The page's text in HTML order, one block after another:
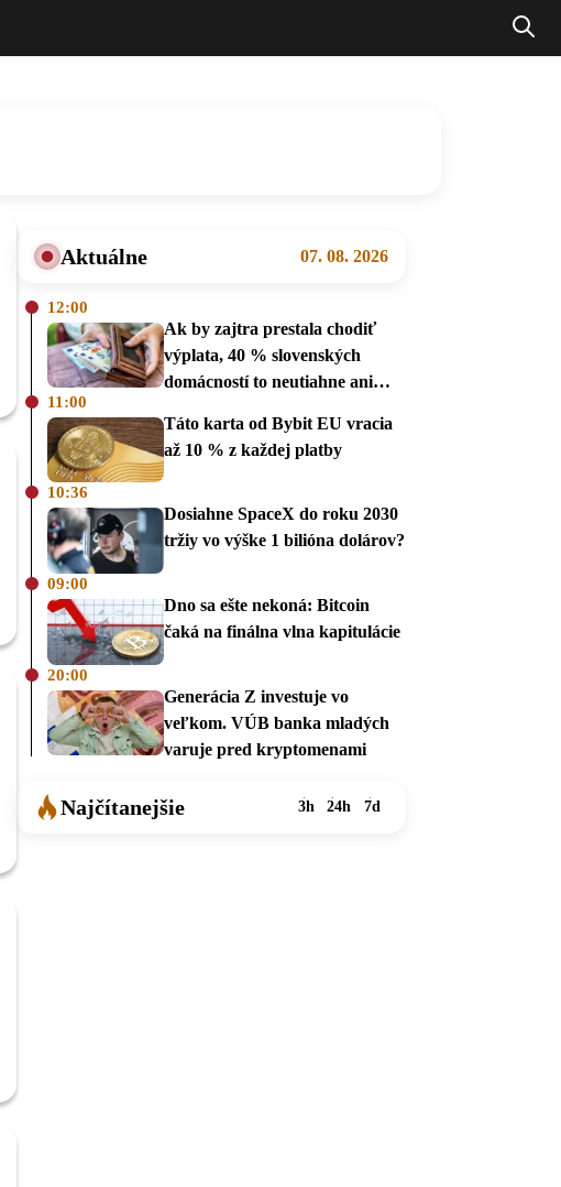
Aktuálne 07. 08. 2026
12:00
Ak by zajtra prestala chodiť
výplata, 40 % slovenských
domácností to neutiahne ani
11:00
Táto karta od Bybit EU vracia
až 10 % z každej platby
10:36
Dosiahne SpaceX do roku 2030
tržiy vo výške 1 bilióna dolárov?
09:00
Dno sa ešte nekoná: Bitcoin
čaká na finálna vlna kapitulácie
20:00
Generácia Z investuje vo
veľkom. VÚB banka mladých
varuje pred kryptomenami
Najčítanejšie 3h 24h 7d